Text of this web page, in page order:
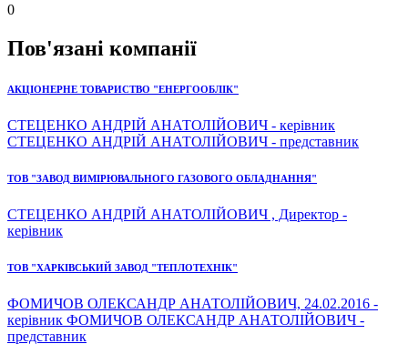
0
Пов'язані компанії
АКЦІОНЕРНЕ ТОВАРИСТВО "ЕНЕРГООБЛІК"
СТЕЦЕНКО АНДРІЙ АНАТОЛІЙОВИЧ - керівник
СТЕЦЕНКО АНДРІЙ АНАТОЛІЙОВИЧ - представник
ТОВ "ЗАВОД ВИМІРЮВАЛЬНОГО ГАЗОВОГО ОБЛАДНАННЯ"
СТЕЦЕНКО АНДРІЙ АНАТОЛІЙОВИЧ , Директор -
керівник
ТОВ "ХАРКІВСЬКИЙ ЗАВОД "ТЕПЛОТЕХНІК"
ФОМИЧОВ ОЛЕКСАНДР АНАТОЛІЙОВИЧ, 24.02.2016 -
керівник ФОМИЧОВ ОЛЕКСАНДР АНАТОЛІЙОВИЧ -
представник